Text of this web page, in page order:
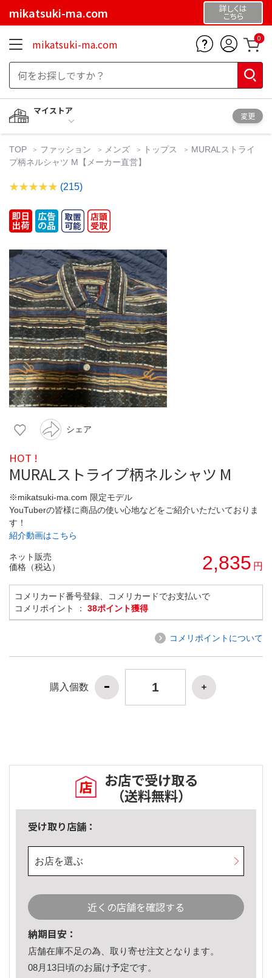
mikatsuki-ma.com 詳しくは
こちら
mikatsuki-ma.com 0
マイストア
変更
TOP ファッション メンズ トップス
MURALストライ
プ柄ネルシャツ M【メーカー直営】
(215)
シェア
HOT !
MURALストライプ柄ネルシャツ M
※mikatsuki-ma.com 限定モデル
YouTuberの皆様に商品の使い心地などをご紹介いただいておりま
す！
紹介動画はこちら
ネット販売
価格（税込）
2,835 円
コメリカード番号登録、コメリカードでお支払いで
コメリポイント ： 38ポイント獲得
コメリポイントについて
購入個数
お店で受け取る
（送料無料）
受け取り店舗：
お店を選ぶ
近くの店舗を確認する
納期目安：
店舗在庫不足の為、取り寄せ注文となります。
08月13日頃のお届け予定です。